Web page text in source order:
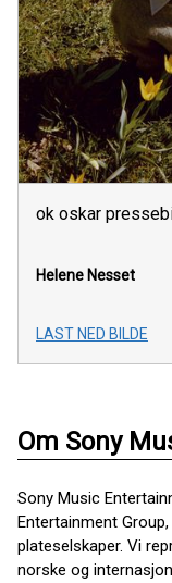
ok oskar
Helene Nesset
LAST NED BILDE
Om Sony
Sony Music
Entertainment
plateselskaper. Vi
norske og